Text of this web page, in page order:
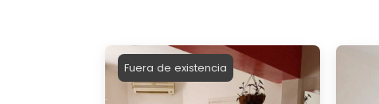
Fuera de existencia